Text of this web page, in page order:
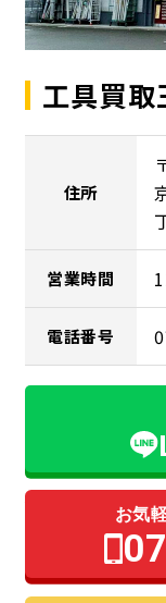
工具買
住所
営業時間
電話番号
お気